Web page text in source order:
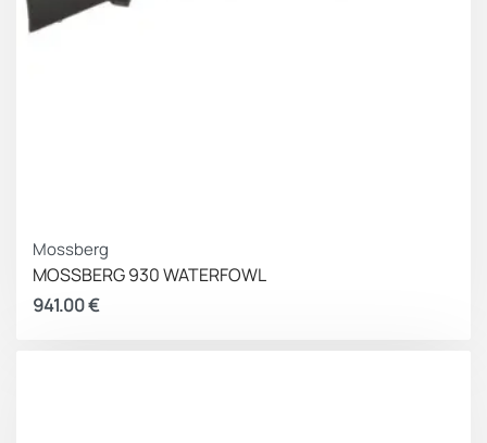
Mossberg
MOSSBERG 930 WATERFOWL
941.00€